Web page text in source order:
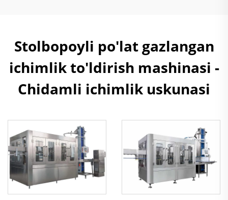
Stolbopoyli po'lat gazlangan
ichimlik to'ldirish mashinasi -
Chidamli ichimlik uskunasi